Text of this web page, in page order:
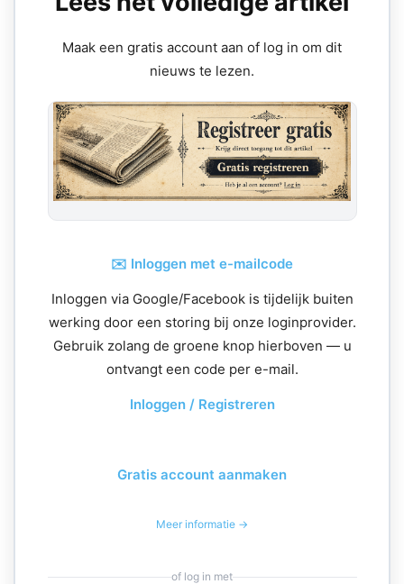
Maak een gratis account aan of log in om dit
nieuws te lezen.
✉️ Inloggen met e-mailcode
Inloggen via Google/Facebook is tijdelijk buiten
werking door een storing bij onze loginprovider.
Gebruik zolang de groene knop hierboven — u
ontvangt een code per e-mail.
Inloggen / Registreren
Gratis account aanmaken
Meer informatie →
of log in met